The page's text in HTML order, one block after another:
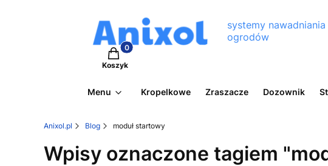
systemy nawadniania
ogrodów
Produkty w koszyku: 0. Zobacz szczegóły
Koszyk
Menu Kropelkowe Zraszacze Dozownik
Anixol.pl Blog moduł startowy
Wpisy oznaczone tagiem